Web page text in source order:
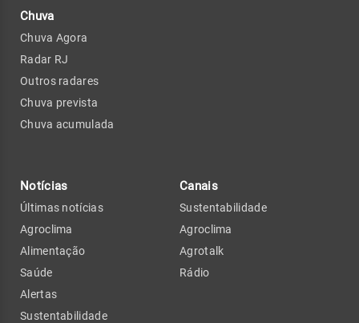
Chuva
Chuva Agora
Radar RJ
Outros radares
Chuva prevista
Chuva acumulada
Notícias
Últimas notícias
Agroclima
Alimentação
Saúde
Alertas
Sustentabilidade
Canais
Sustentabilidade
Agroclima
Agrotalk
Rádio